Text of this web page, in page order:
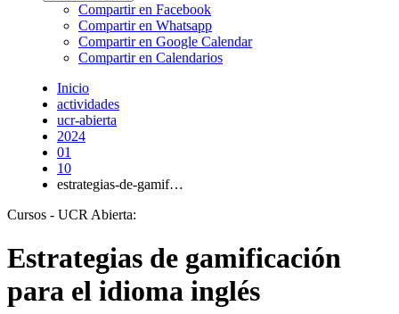
Compartir en Facebook
Compartir en Whatsapp
Compartir en Google Calendar
Compartir en Calendarios
Inicio
actividades
ucr-abierta
2024
01
10
estrategias-de-gamif…
Cursos - UCR Abierta:
Estrategias de gamificación
para el idioma inglés